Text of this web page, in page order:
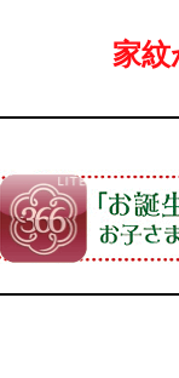
家